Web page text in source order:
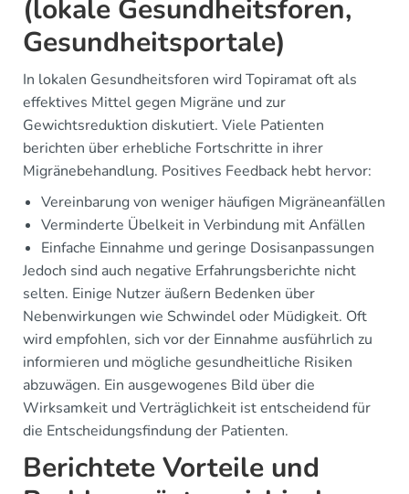
(lokale Gesundheitsforen,
Gesundheitsportale)
In lokalen Gesundheitsforen wird Topiramat oft als
effektives Mittel gegen Migräne und zur
Gewichtsreduktion diskutiert. Viele Patienten
berichten über erhebliche Fortschritte in ihrer
Migränebehandlung. Positives Feedback hebt hervor:
Vereinbarung von weniger häufigen Migräneanfällen
Verminderte Übelkeit in Verbindung mit Anfällen
Einfache Einnahme und geringe Dosisanpassungen
Jedoch sind auch negative Erfahrungsberichte nicht
selten. Einige Nutzer äußern Bedenken über
Nebenwirkungen wie Schwindel oder Müdigkeit. Oft
wird empfohlen, sich vor der Einnahme ausführlich zu
informieren und mögliche gesundheitliche Risiken
abzuwägen. Ein ausgewogenes Bild über die
Wirksamkeit und Verträglichkeit ist entscheidend für
die Entscheidungsfindung der Patienten.
Berichtete Vorteile und